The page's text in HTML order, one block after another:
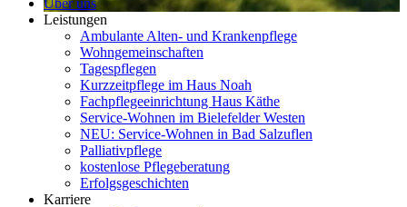
Über uns
Leistungen
Ambulante Alten- und Krankenpflege
Wohn­gemeinschaften
Tagespflegen
Kurzzeitpflege im Haus Noah
Fachpflegeeinrichtung Haus Käthe
Service-Wohnen im Bielefelder Westen
NEU: Service-Wohnen in Bad Salzuflen
Palliativpflege
kostenlose Pflegeberatung
Erfolgsgeschichten
Karriere